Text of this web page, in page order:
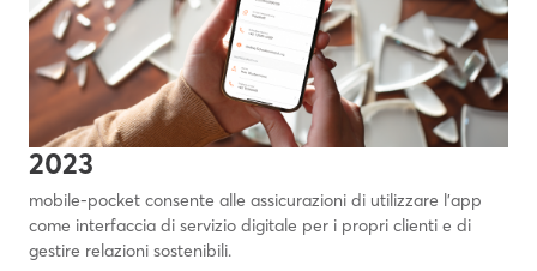
2023
mobile-pocket consente alle assicurazioni di utilizzare l'app
come interfaccia di servizio digitale per i propri clienti e di
gestire relazioni sostenibili.